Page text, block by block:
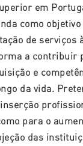
em
como
de serviços
a contribuir
e
da vida.
para o
das